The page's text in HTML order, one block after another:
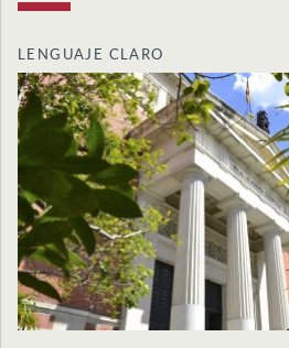
LENGUAJE CLARO